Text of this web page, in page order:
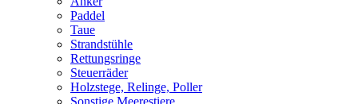
Paddel
Taue
Strandstühle
Rettungsringe
Steuerräder
Holzstege, Relinge, Poller
Sonstige Meerestiere